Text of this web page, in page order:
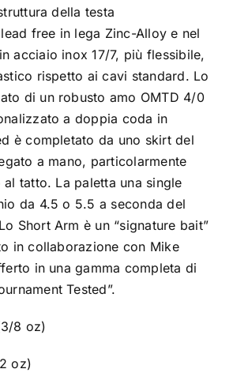
della testa
free in lega Zinc-Alloy e nel
acciaio inox 17/7, più flessibile,
rispetto ai cavi standard. Lo
di un robusto amo OMTD 4/0
a doppia coda in
è completato da uno skirt del
a mano, particolarmente
tatto. La paletta una single
da 4.5 o 5.5 a seconda del
Short Arm è un “signature bait”
in collaborazione con Mike
in una gamma completa di
Tested”.
8 oz)
oz)